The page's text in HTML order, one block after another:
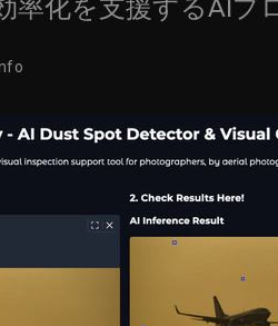
率化を支援するAIプ